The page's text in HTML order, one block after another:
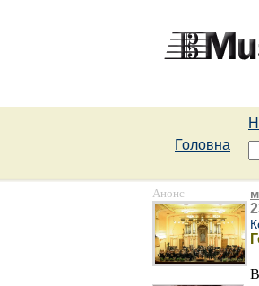
Головна
Анонс